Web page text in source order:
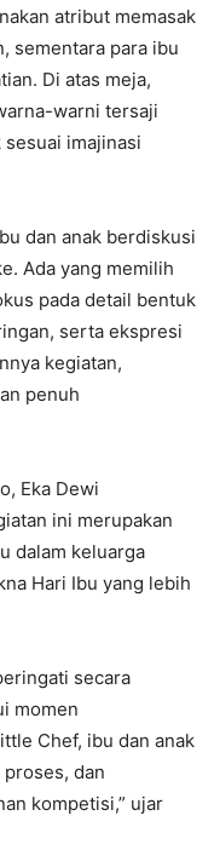
atribut memasak
sementara para ibu
Di atas meja,
warni tersaji
imajinasi
dan anak berdiskusi
Ada yang memilih
pada detail bentuk
serta ekspresi
kegiatan,
penuh
Eka Dewi
ini merupakan
dalam keluarga
Hari Ibu yang lebih
secara
momen
Chef, ibu dan anak
dan
kompetisi,” ujar